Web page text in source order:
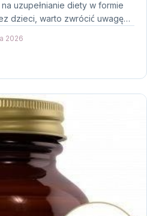
uzupełnianie diety w formie
dzieci, warto zwrócić uwagę
2026